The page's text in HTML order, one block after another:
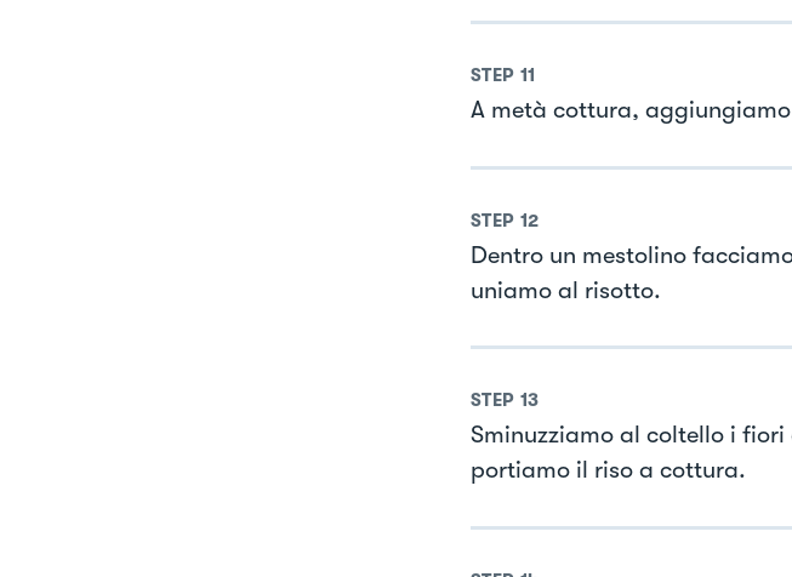
STEP 11
A metà cottura,
STEP 12
Dentro un mestolino
uniamo al risotto.
STEP 13
Sminuzziamo al coltello i
portiamo il riso a cottura.